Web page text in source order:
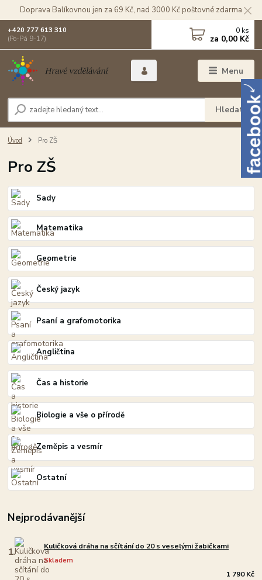
Doprava Balíkovnou jen za 69 Kč, nad 3000 Kč poštovné zdarma
Menu
Hledat
+420 777 613 310
(Po-Pá 9-17)
0 ks
za 0,00 Kč
Úvod Pro ZŠ
Pro ZŠ
Sady
Matematika
Geometrie
Český jazyk
Psaní a grafomotorika
Angličtina
Čas a historie
Biologie a vše o přírodě
Zeměpis a vesmír
Ostatní
Nejprodávanější
1. Kuličková dráha na sčítání do 20 s veselými žabičkami
Skladem
1 790 Kč